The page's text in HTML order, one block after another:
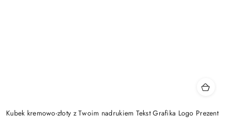
Kubek kremowo-złoty z Twoim nadrukiem Tekst Grafika Logo Prezent